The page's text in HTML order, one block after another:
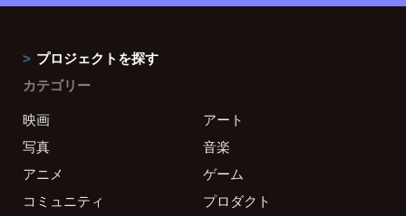
プロジェクトを探す
カテゴリー
映画
アート
写真
音楽
アニメ
ゲーム
コミュニティ
プロダクト